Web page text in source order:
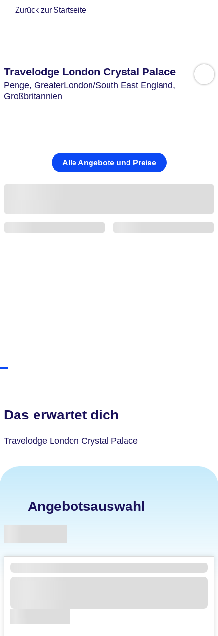
Zurück zur Startseite
Travelodge London Crystal Palace
Penge, GreaterLondon/South East England,
Großbritannien
Alle Angebote und Preise
Das erwartet dich
Travelodge London Crystal Palace
Angebotsauswahl